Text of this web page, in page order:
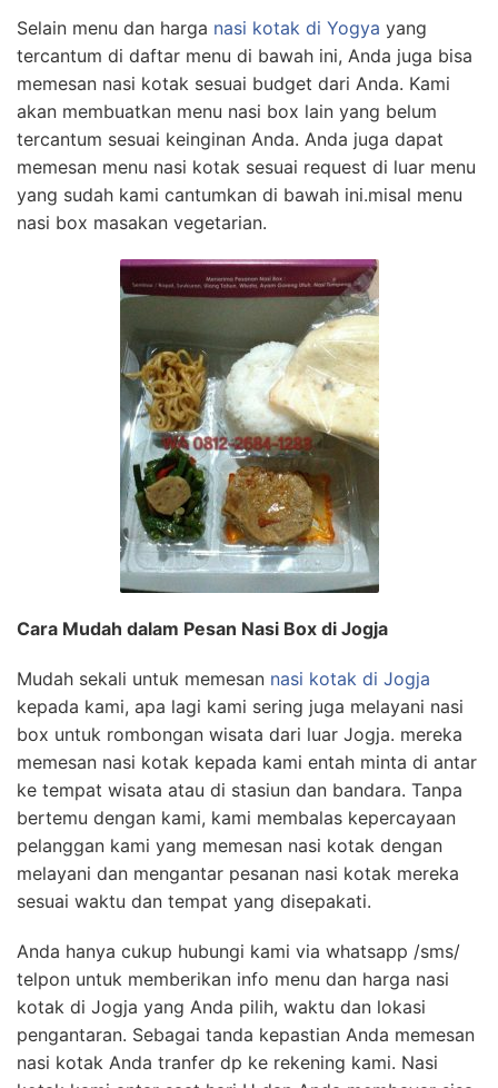
Selain menu dan harga nasi kotak di Yogya yang
tercantum di daftar menu di bawah ini, Anda juga bisa
memesan nasi kotak sesuai budget dari Anda. Kami
akan membuatkan menu nasi box lain yang belum
tercantum sesuai keinginan Anda. Anda juga dapat
memesan menu nasi kotak sesuai request di luar menu
yang sudah kami cantumkan di bawah ini.misal menu
nasi box masakan vegetarian.
Cara Mudah dalam Pesan Nasi Box di Jogja
Mudah sekali untuk memesan nasi kotak di Jogja
kepada kami, apa lagi kami sering juga melayani nasi
box untuk rombongan wisata dari luar Jogja. mereka
memesan nasi kotak kepada kami entah minta di antar
ke tempat wisata atau di stasiun dan bandara. Tanpa
bertemu dengan kami, kami membalas kepercayaan
pelanggan kami yang memesan nasi kotak dengan
melayani dan mengantar pesanan nasi kotak mereka
sesuai waktu dan tempat yang disepakati.
Anda hanya cukup hubungi kami via whatsapp /sms/
telpon untuk memberikan info menu dan harga nasi
kotak di Jogja yang Anda pilih, waktu dan lokasi
pengantaran. Sebagai tanda kepastian Anda memesan
nasi kotak Anda tranfer dp ke rekening kami. Nasi